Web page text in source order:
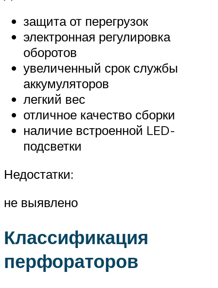
защита от перегрузок
электронная регулировка
оборотов
увеличенный срок службы
аккумуляторов
легкий вес
отличное качество сборки
наличие встроенной LED-
подсветки
Недостатки:
не выявлено
Классификация
перфораторов